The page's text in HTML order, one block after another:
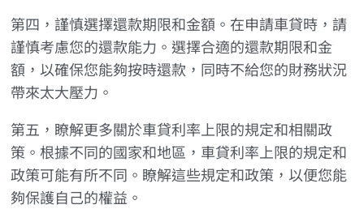
第四，謹慎選擇還款期限和金額。在申請車貸時，請
謹慎考慮您的還款能力。選擇合適的還款期限和金
額，以確保您能夠按時還款，同時不給您的財務狀況
帶來太大壓力。
第五，瞭解更多關於車貸利率上限的規定和相關政
策。根據不同的國家和地區，車貸利率上限的規定和
政策可能有所不同。瞭解這些規定和政策，以便您能
夠保護自己的權益。